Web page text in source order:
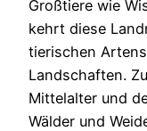
Großtiere wie
kehrt diese
tierischen
Landschaften.
Mittelalter und
Wälder und